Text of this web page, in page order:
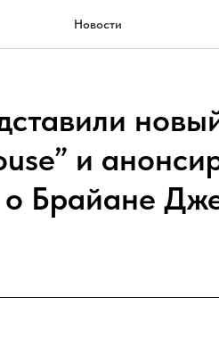
Новости
новый
и
о Брайане